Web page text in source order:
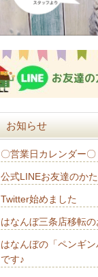
お知らせ
〇営業日カレンダー〇
公式LINEお友達のか
Twitter始めました
はなんぼ三条店移転
はなんぼの「ペンギ
です♪